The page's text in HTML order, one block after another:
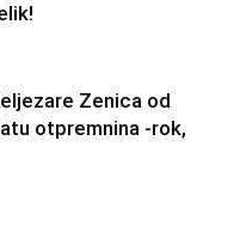
Zenica od
otpremnina -rok,